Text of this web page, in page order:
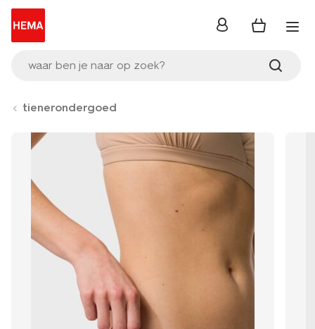
waar ben je naar op zoek?
inloggen
tienerondergoed